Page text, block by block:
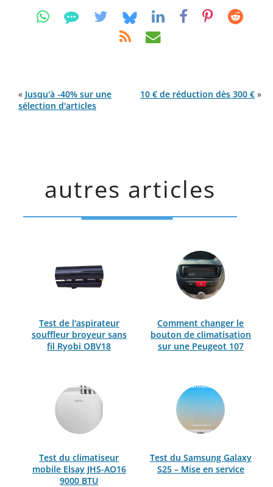
« Jusqu'à -40% sur une
sélection d'articles
10 € de réduction dès 300 € »
autres articles
Test de l'aspirateur
souffleur broyeur sans
fil Ryobi OBV18
Comment changer le
bouton de climatisation
sur une Peugeot 107
Test du climatiseur
mobile Elsay JHS-AO16
9000 BTU
Test du Samsung Galaxy
S25 – Mise en service